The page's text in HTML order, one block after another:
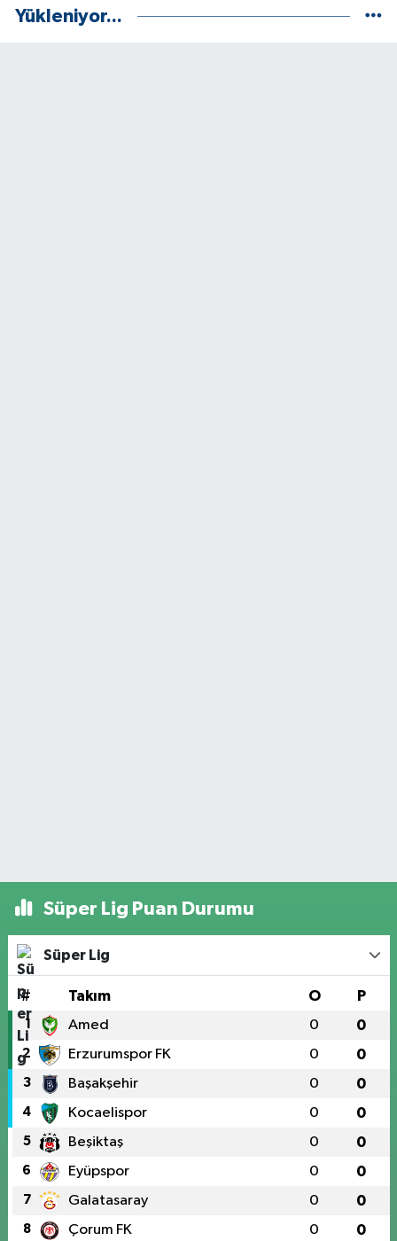
Yükleniyor...
Süper Lig Puan Durumu
Süper Lig
# Takım O P
1 Amed 0 0
2 Erzurumspor FK 0 0
3 Başakşehir 0 0
4 Kocaelispor 0 0
5 Beşiktaş 0 0
6 Eyüpspor 0 0
7 Galatasaray 0 0
8 Çorum FK 0 0